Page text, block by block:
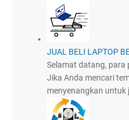
JUAL BELI LAPTOP
Selamat datang, para
Jika Anda mencari
menyenangkan untuk